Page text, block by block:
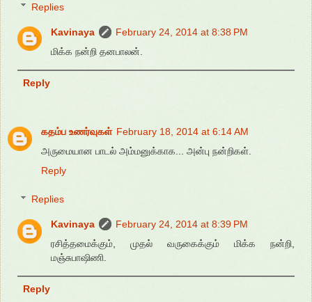
Replies
Kavinaya
February 24, 2014 at 8:38 PM
மிக்க நன்றி தனபாலன்.
Reply
கதம்ப உணர்வுகள் February 18, 2014 at 6:14 AM
அருமையான பாடல் அம்மனுக்காக... அன்பு நன்றிகள்.
Reply
Replies
Kavinaya
February 24, 2014 at 8:39 PM
ரசித்தமைக்கும், முதல் வருகைக்கும் மிக்க நன்றி,
மஞ்சுபாஷிணி.
Reply